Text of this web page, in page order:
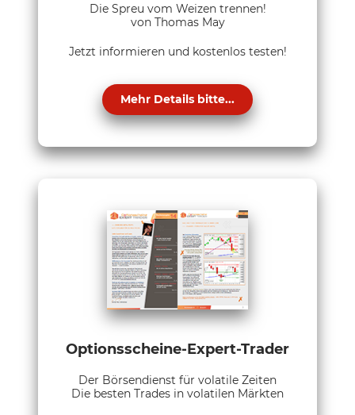
Die Spreu vom Weizen trennen!
von Thomas May
Jetzt informieren und kostenlos testen!
Mehr Details bitte...
Optionsscheine-Expert-Trader
Der Börsendienst für volatile Zeiten
Die besten Trades in volatilen Märkten